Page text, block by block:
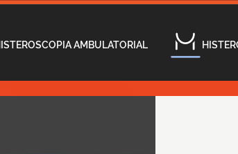
AMBULATORIAL